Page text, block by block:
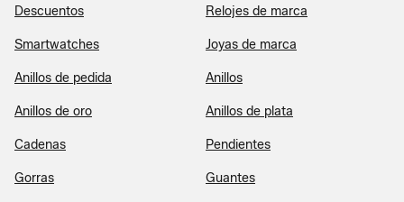
Descuentos Relojes de marca
Smartwatches Joyas de marca
Anillos de pedida Anillos
Anillos de oro Anillos de plata
Cadenas Pendientes
Gorras Guantes